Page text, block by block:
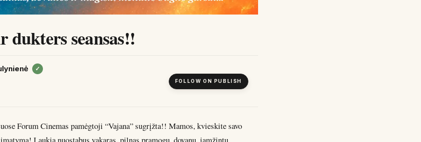
dukters seansas!!
✓
FOLLOW ON PUBLISH
Forum Cinemas pamėgtoji “Vajana” sugrįžta!! Mamos, kvieskite savo